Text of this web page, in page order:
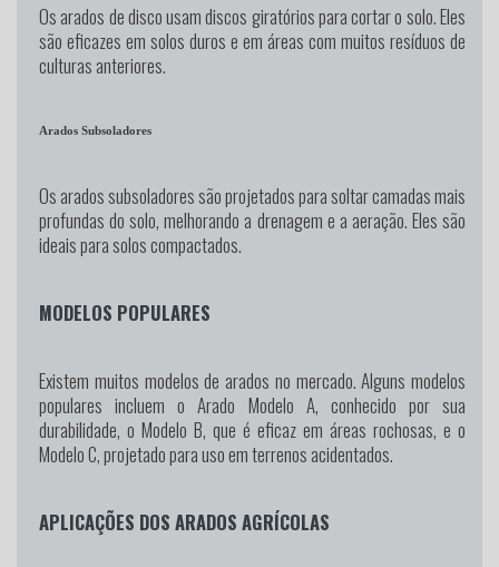
Os arados de disco usam discos giratórios para cortar o solo. Eles
são eficazes em solos duros e em áreas com muitos resíduos de
culturas anteriores.
Arados Subsoladores
Os arados subsoladores são projetados para soltar camadas mais
profundas do solo, melhorando a drenagem e a aeração. Eles são
ideais para solos compactados.
MODELOS POPULARES
Existem muitos modelos de arados no mercado. Alguns modelos
populares incluem o Arado Modelo A, conhecido por sua
durabilidade, o Modelo B, que é eficaz em áreas rochosas, e o
Modelo C, projetado para uso em terrenos acidentados.
APLICAÇÕES DOS ARADOS AGRÍCOLAS